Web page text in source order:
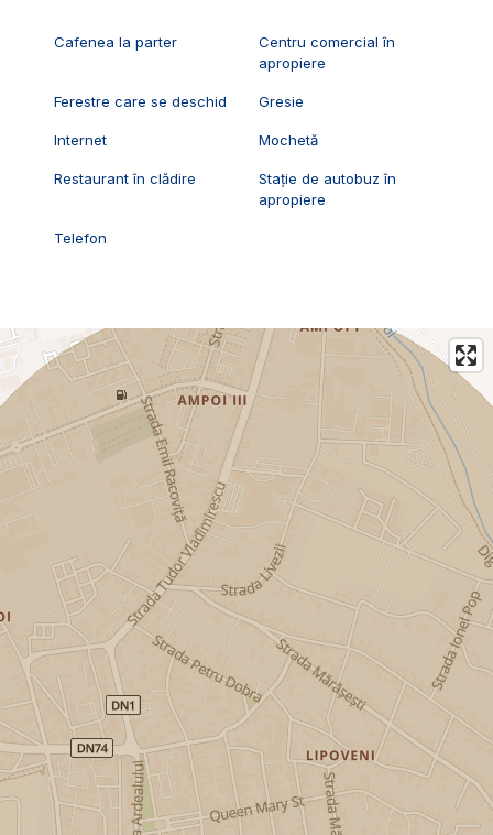
Cafenea la parter
Centru comercial în
apropiere
Ferestre care se deschid Gresie
Internet Mochetă
Restaurant în clădire
Stație de autobuz în
apropiere
Telefon